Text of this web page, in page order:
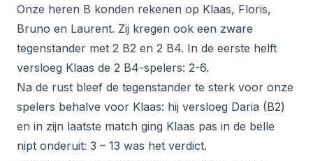
Onze heren B konden rekenen op Klaas, Floris,
Bruno en Laurent. Zij kregen ook een zware
tegenstander met 2 B2 en 2 B4. In de eerste helft
versloeg Klaas de 2 B4-spelers: 2-6.
Na de rust bleef de tegenstander te sterk voor onze
spelers behalve voor Klaas: hij versloeg Daria (B2)
en in zijn laatste match ging Klaas pas in de belle
nipt onderuit: 3 – 13 was het verdict.